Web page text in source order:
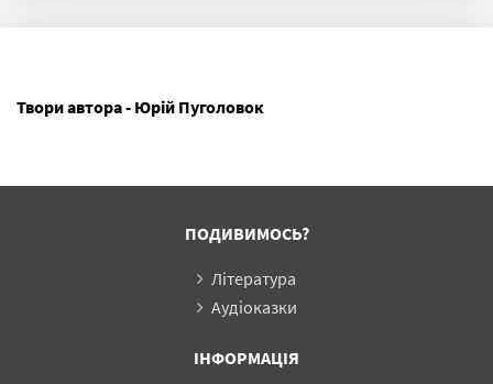
Твори автора - Юрій Пуголовок
ПОДИВИМОСЬ?
Література
Аудіоказки
ІНФОРМАЦІЯ